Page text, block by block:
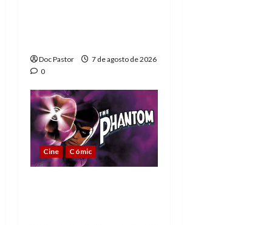
Doc Pastor
7 de agosto de 2026
0
Cine Cómic